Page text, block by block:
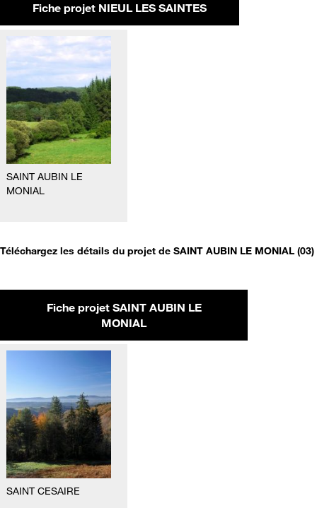
Fiche projet NIEUL LES SAINTES
SAINT AUBIN LE
MONIAL
Téléchargez les détails du projet de SAINT AUBIN LE MONIAL (03)
Fiche projet SAINT AUBIN LE
MONIAL
SAINT CESAIRE